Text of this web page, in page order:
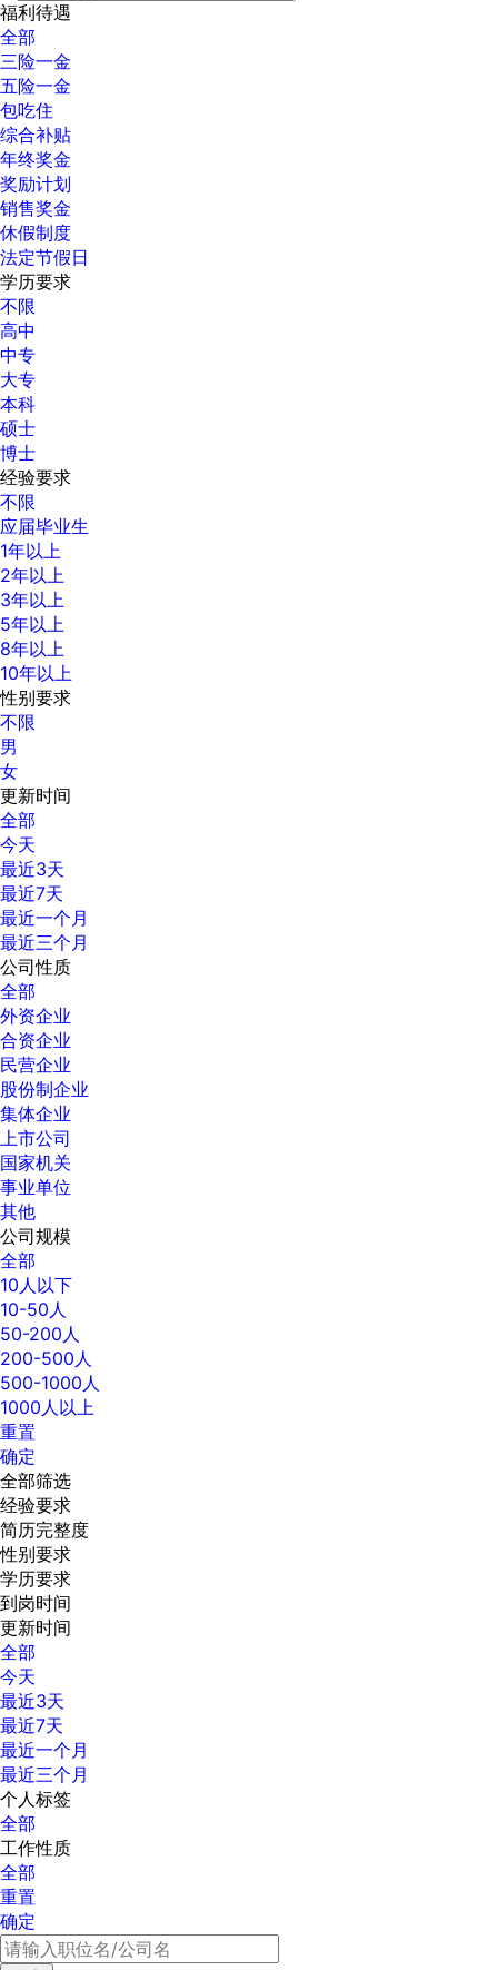
福利待遇
全部
三险一金
五险一金
包吃住
综合补贴
年终奖金
奖励计划
销售奖金
休假制度
法定节假日
学历要求
不限
高中
中专
大专
本科
硕士
博士
经验要求
不限
应届毕业生
1年以上
2年以上
3年以上
5年以上
8年以上
10年以上
性别要求
不限
男
女
更新时间
全部
今天
最近3天
最近7天
最近一个月
最近三个月
公司性质
全部
外资企业
合资企业
民营企业
股份制企业
集体企业
上市公司
国家机关
事业单位
其他
公司规模
全部
10人以下
10-50人
50-200人
200-500人
500-1000人
1000人以上
重置
确定
全部筛选
经验要求
简历完整度
性别要求
学历要求
到岗时间
更新时间
全部
今天
最近3天
最近7天
最近一个月
最近三个月
个人标签
全部
工作性质
全部
重置
确定